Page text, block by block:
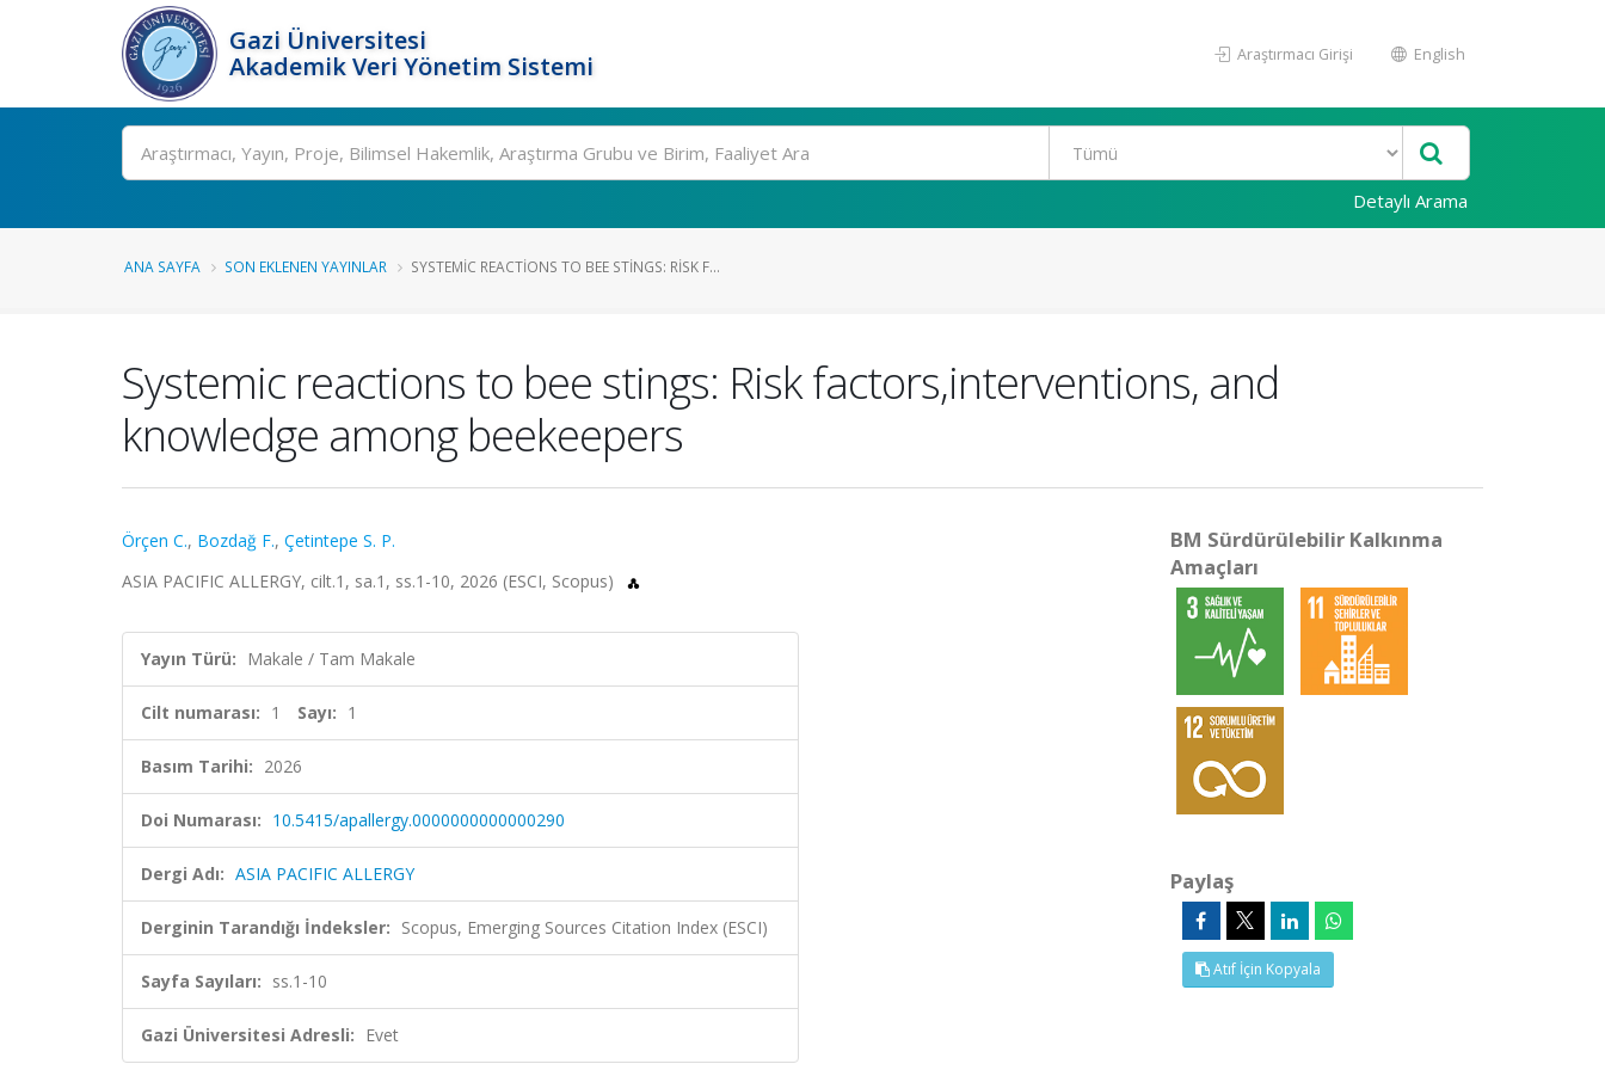
Gazi Üniversitesi
Akademik Veri Yönetim Sistemi
Araştırmacı Girişi English
Ara
Detaylı Arama
ANA SAYFA SON EKLENEN YAYINLAR SYSTEMIC REACTIONS TO BEE STINGS: RISK F...
Systemic reactions to bee stings: Risk factors,interventions, and
knowledge among beekeepers
Örçen C., Bozdağ F., Çetintepe S. P.
ASIA PACIFIC ALLERGY, cilt.1, sa.1, ss.1-10, 2026 (ESCI, Scopus)
Yayın Türü: Makale / Tam Makale
Cilt numarası: 1 Sayı: 1
Basım Tarihi: 2026
Doi Numarası: 10.5415/apallergy.0000000000000290
Dergi Adı: ASIA PACIFIC ALLERGY
Derginin Tarandığı İndeksler: Scopus, Emerging Sources Citation Index (ESCI)
Sayfa Sayıları: ss.1-10
Gazi Üniversitesi Adresli: Evet
BM Sürdürülebilir Kalkınma
Amaçları
Paylaş
Atıf İçin Kopyala